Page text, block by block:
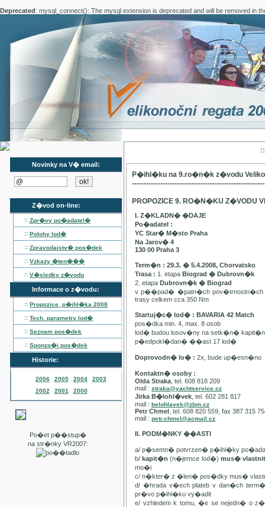
Deprecated: mysql_connect(): The mysql extension is deprecated and will be removed in
Novinky na V� email:
Z�vod on-line:
:: Zpr�vy po�adatel�
:: Polohy lod�
:: Zpravodajstv� pos�dek
:: Vzkazy �ten���
:: V�sledky z�vodu
Informace o z�vodu:
:: Propozice, p�ihl�ka 2008
:: Tech. parametry lod�
:: Seznam pos�dek
:: Sponzo�i pos�dek
Historie:
2006 2005 2004
2003
2002
2001 2000
Po�et p��stup�
na str�nky VR2007:
P�ihl�ku na 9.ro�n�k z�vodu
PROPOZICE 9. RO�N�KU Z�VODU
I. Z�KLADN� �DAJE
Po�adatel :
YC Star� M�sto Praha
Na Jarov� 4
130 00 Praha 3
Term�n : 29.3. � 5.4.2008, Chorvatsko
Trasa : 1. etapa Biograd � Dubrovn�k
2. etapa Dubrovn�k � Biograd
v p��pad� �patn�ch pov�trnostn�ch
trasy celkem cca 350 Nm
Startuj�c� lod� : BAVARIA 42 Match
pos�dka min. 4, max. 8 osob
lod� budou losov�ny na setk�n�
p�edpokl�dan� ��ast 17 lod�
Doprovodn� lo� : 2x, bude up�esn�no
Kontaktn� osoby :
Olda Straka , tel. 608 818 209
mail : straka@yachtservice.cz
Jirka B�lohl�vek , tel. 602 281 817
mail : belohlavek@zbm.cz
Petr Chmel , tel. 608 820 559, fax 387 315
mail : petr.chmel@acmail.cz
II. PODM�NKY ��ASTI
a/ p�semn� potvrzen� p�ihl�ky
b/kapit�n(n�jemce lod�) mus�
mo�i
c/ n�kter� z �len� pos�dky mus�
d/ �hrada v�ech plateb v dan�ch
pr�vo p�ihl�ku vy�adit
e/ vzhledem k tomu, �e se nejedn� o